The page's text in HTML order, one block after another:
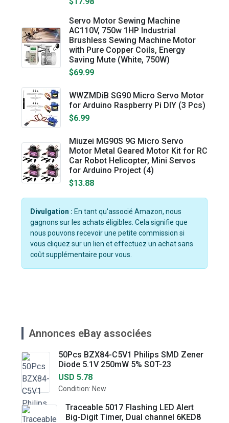
Servo Motor Sewing Machine
AC110V, 750w 1HP Industrial
Brushless Sewing Machine Motor
with Pure Copper Coils, Energy
Saving Mute (White, 750W)
$69.99
WWZMDiB SG90 Micro Servo Motor
for Arduino Raspberry Pi DIY (3 Pcs)
$6.99
Miuzei MG90S 9G Micro Servo
Motor Metal Geared Motor Kit for RC
Car Robot Helicopter, Mini Servos
for Arduino Project (4)
$13.88
Divulgation : En tant qu'associé Amazon, nous
gagnons sur les achats éligibles. Cela signifie que
nous pouvons recevoir une petite commission si
vous cliquez sur un lien et effectuez un achat sans
coût supplémentaire pour vous.
Annonces eBay associées
50Pcs BZX84-C5V1 Philips SMD Zener
Diode 5.1V 250mW 5% SOT-23
USD 5.78
Condition: New
Traceable 5017 Flashing LED Alert
Big-Digit Timer, Dual channel 6KED8